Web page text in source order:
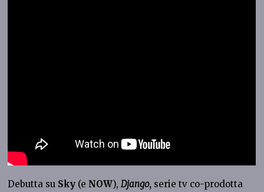
Debutta su Sky (e NOW), Django, serie tv co-prodotta